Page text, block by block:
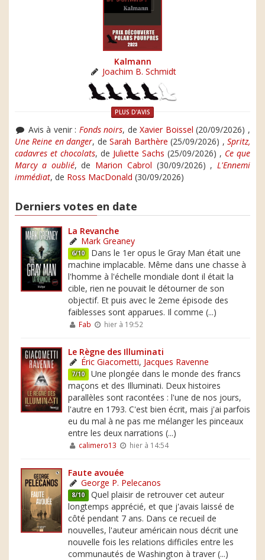
Kalmann
Joachim B. Schmidt
PLUS D'AVIS
Avis à venir : Fonds noirs, deXavier Boissel (20/09/2026) ,
Une Reine en danger, deSarah Barthère (25/09/2026) ,Spritz,
cadavres et chocolats, de Juliette Sachs (25/09/2026) , Ce que
Marcy a oublié, de Marion Cabrol (30/09/2026) , L'Ennemi
immédiat, de Ross MacDonald (30/09/2026)
Derniers votes en date
La Revanche
Mark Greaney
6/10 Dans le 1er opus le Gray Man était une
machine implacable. Même dans une chasse à
l'homme à l'échelle mondiale dont il était la
cible, rien ne pouvait le détourner de son
objectif. Et puis avec le 2eme épisode des
faiblesses sont apparues. Il comme (...)
Fab hier à 19:52
Le Règne des Illuminati
Éric Giacometti, Jacques Ravenne
7/10 Une plongée dans le monde des francs
maçons et des Illuminati. Deux histoires
parallèles sont racontées : l'une de nos jours,
l'autre en 1793. C'est bien écrit, mais j'ai parfois
eu du mal à ne pas me mélanger les pinceaux
entre les deux narrations (...)
calimero13 hier à 14:54
Faute avouée
George P. Pelecanos
8/10 Quel plaisir de retrouver cet auteur
longtemps apprécié, et que j'avais laissé de
côté pendant 7 ans. Dans ce recueil de
nouvelles, l'auteur américain nous décrit une
nouvelle fois les relations difficiles entre les
communautés de Washington à traver (...)